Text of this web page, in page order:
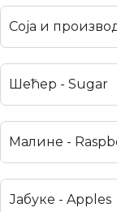
Соја и
Шећер - Sugar
Малине -
Јабуке - Apples